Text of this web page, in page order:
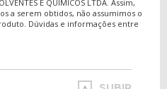
E QUÍMICOS LTDA. Assim,
a serem obtidos, não assumimos o
Dúvidas e informações entre